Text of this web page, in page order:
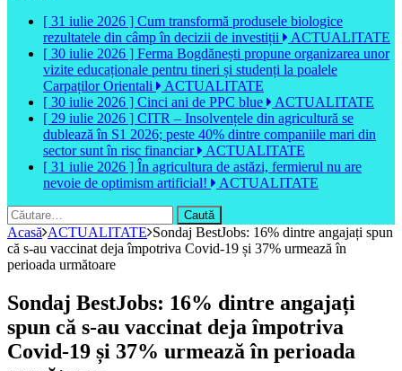
[ 31 iulie 2026 ] Cum transformă produsele biologice
rezultatele din câmp în decizii de investiții
ACTUALITATE
[ 30 iulie 2026 ] Ferma Bogdănești propune organizarea unor
vizite educaționale pentru tineri și studenți la poalele
Carpaților Orientali
ACTUALITATE
[ 30 iulie 2026 ] Cinci ani de PPC blue
ACTUALITATE
[ 29 iulie 2026 ] CITR – Insolvențele din agricultură se
dublează în S1 2026; peste 40% dintre companiile mari din
sector sunt în risc financiar
ACTUALITATE
[ 31 iulie 2026 ] În agricultura de astăzi, fermierul nu are
nevoie de optimism artificial!
ACTUALITATE
Caută
după:
Acasă ACTUALITATE Sondaj BestJobs: 16% dintre angajați spun
că s-au vaccinat deja împotriva Covid-19 și 37% urmează în
perioada următoare
Sondaj BestJobs: 16% dintre angajați
spun că s-au vaccinat deja împotriva
Covid-19 și 37% urmează în perioada